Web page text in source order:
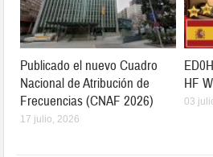
Publicado el nuevo Cuadro
Nacional de Atribución de
Frecuencias (CNAF 2026)
17 julio, 2026
HF
03